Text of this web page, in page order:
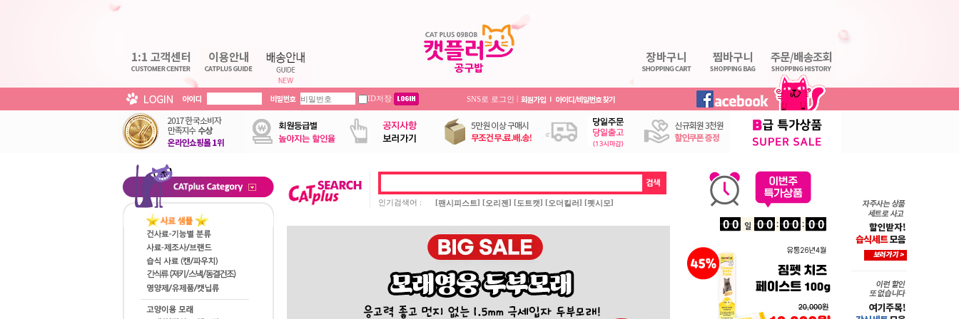
ID저장 SNS로 로그인 |
인기검색어 : [팬시피스트] [오리젠] [도트캣] [오더킬러] [펫시모]